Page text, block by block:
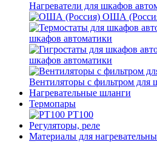
Нагреватели для шкафов
ОША
шкафов автоматики
шкафов автоматики
Вентиляторы с фильтром для
Нагревательные шланги
Термопары
PT100
Регуляторы, реле
Материалы для